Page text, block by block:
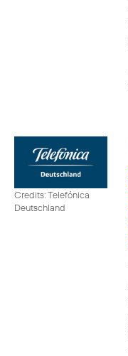
Credits: Telefónica
Deutschland